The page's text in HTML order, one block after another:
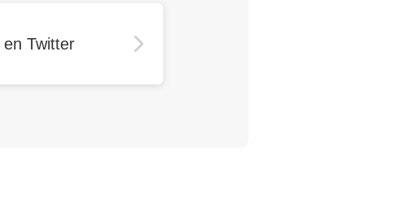
Twitter